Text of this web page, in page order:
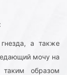
а также
мочу на
таким образом